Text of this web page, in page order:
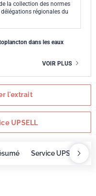
la collection des normes
régionales du
dans les eaux
VOIR PLUS
l'extrait
UPSELL
Service UPSELL